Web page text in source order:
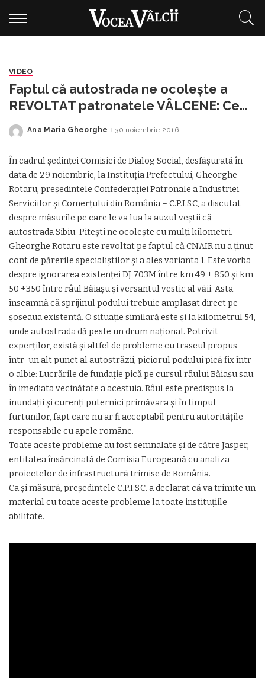
VIDEO
Faptul că autostrada ne ocolește a
REVOLTAT patronatele VÂLCENE: Ce
măsuri vor lua liderii acestora
Posted
Ana Maria Gheorghe 30 noiembrie 2016
În cadrul ședinței Comisiei de Dialog Social, desfășurată în
data de 29 noiembrie, la Instituția Prefectului, Gheorghe
Rotaru, președintele Confederației Patronale a Industriei
Serviciilor și Comerțului din România – C.P.I.S.C, a discutat
despre măsurile pe care le va lua la auzul veștii că
autostrada Sibiu-Pitești ne ocolește cu mulți kilometri.
Gheorghe Rotaru este revoltat pe faptul că CNAIR nu a ținut
cont de părerile specialiștilor și a ales varianta 1. Este vorba
despre ignorarea existenţei DJ 703M între km 49 + 850 şi km
50 +350 între râul Băiaşu şi versantul vestic al văii. Asta
înseamnă că sprijinul podului trebuie amplasat direct pe
şoseaua existentă. O situaţie similară este şi la kilometrul 54,
unde autostrada dă peste un drum naţional. Potrivit
experților, există şi altfel de probleme cu traseul propus –
într-un alt punct al autostrăzii, piciorul podului pică fix într-
o albie: Lucrările de fundaţie pică pe cursul râului Băiaşu sau
în imediata vecinătate a acestuia. Râul este predispus la
inundaţii şi curenţi puternici primăvara şi în timpul
furtunilor, fapt care nu ar fi acceptabil pentru autorităţile
responsabile cu apele române.
Toate aceste probleme au fost semnalate și de către Jasper,
entitatea însărcinată de Comisia Europeană cu analiza
proiectelor de infrastructură trimise de România.
Ca și măsură, președintele C.P.I.S.C. a declarat că va trimite un
material cu toate aceste probleme la toate instituțiile
abilitate.